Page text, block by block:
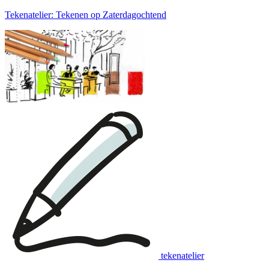
Tekenatelier: Tekenen op Zaterdagochtend
tekenatelier